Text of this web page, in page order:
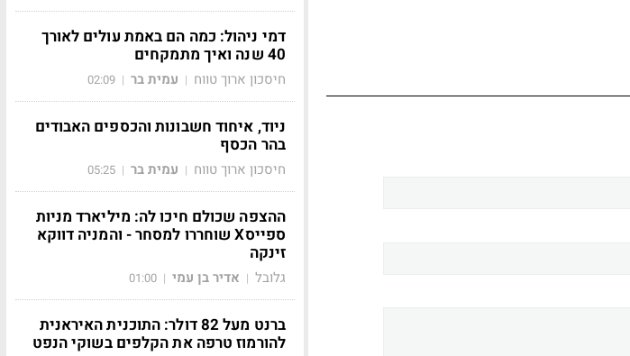
דמי ניהול: כמה הם באמת עולים לאורך
40 שנה ואיך מתמקחים
חיסכון ארוך טווח | עמית בר |
02:09
ניוד, איחוד חשבונות והכספים האבודים
בהר הכסף
חיסכון ארוך טווח | עמית בר |
05:25
ההצפה שכולם חיכו לה: מיליארד מניות
ספייסX שוחררו למסחר - והמניה דווקא
זינקה
גלובל | אדיר בן עמי |
01:00
ברנט מעל 82 דולר: התוכנית האיראנית
להורמוז טרפה את הקלפים בשוקי הנפט